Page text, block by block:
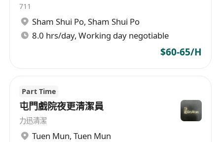
711
Sham Shui Po, Sham Shui Po
8.0 hrs/day, Working day negotiable
$60-65/H
Part Time
屯門戲院夜更清潔員
力迅清潔
Tuen Mun, Tuen Mun